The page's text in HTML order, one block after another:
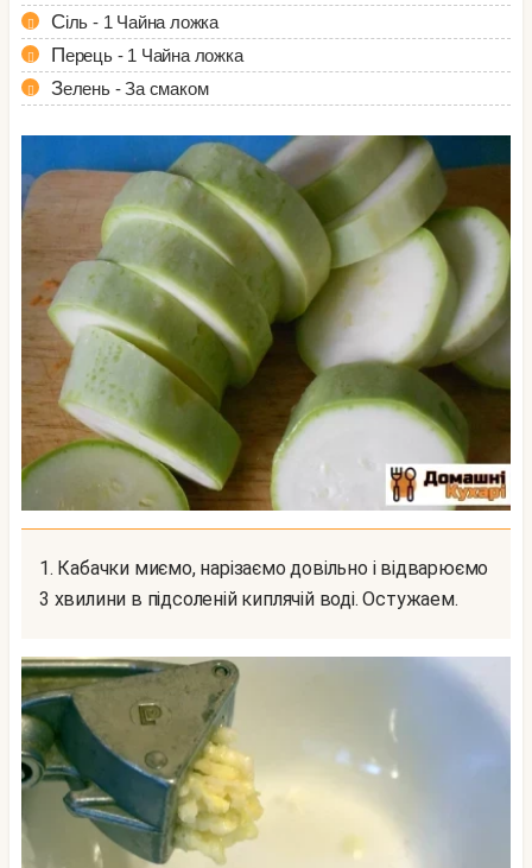
Сіль - 1 Чайна ложка
Перець - 1 Чайна ложка
Зелень - За смаком
1. Кабачки миємо, нарізаємо довільно і відварюємо
3 хвилини в підсоленій киплячій воді. Остужаем.